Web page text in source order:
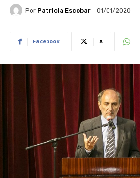
Por Patricia Escobar 01/01/2020
Facebook X